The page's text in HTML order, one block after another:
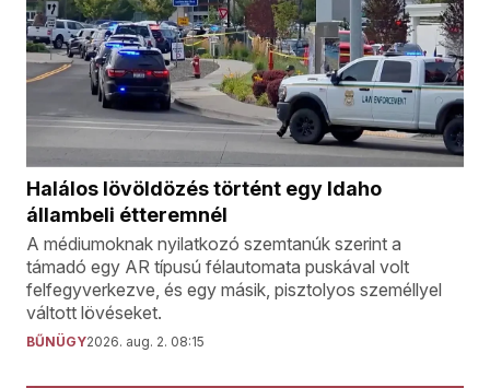
Halálos lövöldözés történt egy Idaho
állambeli étteremnél
A médiumoknak nyilatkozó szemtanúk szerint a
támadó egy AR típusú félautomata puskával volt
felfegyverkezve, és egy másik, pisztolyos személlyel
váltott lövéseket.
BŰNÜGY2026. aug. 2. 08:15